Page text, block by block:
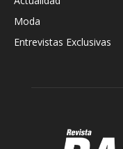
Moda
Entrevistas Exclusivas